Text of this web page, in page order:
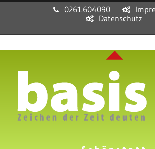
0261.604090
Datenschutz